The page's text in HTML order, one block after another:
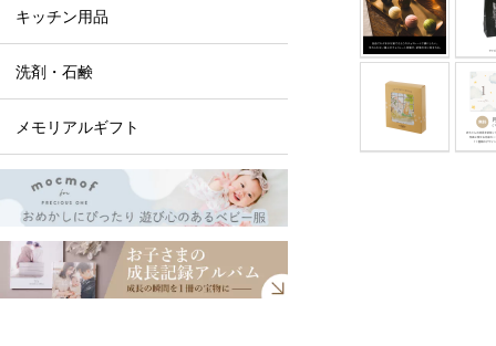
キッチン用品
洗剤・石鹸
メモリアルギフト